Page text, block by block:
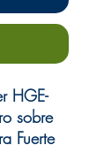
HGE-
sobre
Fuerte